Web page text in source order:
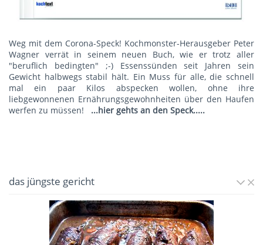
Weg mit dem Corona-Speck! Kochmonster-Herausgeber Peter
Wagner verrät in seinem neuen Buch, wie er trotz aller
"beruflich bedingten" ;-) Essenssünden seit Jahren sein
Gewicht halbwegs stabil hält. Ein Muss für alle, die schnell
mal ein paar Kilos abspecken wollen, ohne ihre
liebgewonnenen Ernährungsgewohnheiten über den Haufen
werfen zu müssen!
...hier gehts an den Speck.....
das jüngste gericht